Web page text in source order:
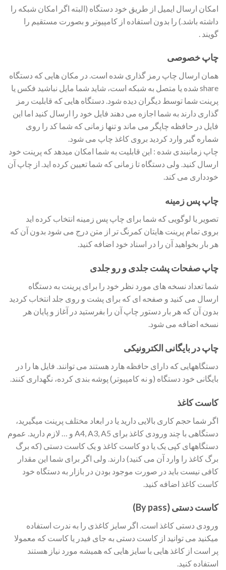
امکان ارسال ایمیل از طریق خود دستگاه (البته اگر امکان شبکه را
داشته باشد.) را بدون استفاده از کامپیوتر و بصورت مستقیم را
گویند .
چاپ خصوصی
همان ارسال چاپ رمز گذاری شده است. در مکان هایی که دستگاه
share شده یا متصل به شبکه است، شاید شما مایل نباشید فکس یا
پرینت شما توسط دیگران دیده شود. دستگاه هایی که قابلیت رمز
گذاری دارند به شما اجازه می دهند فایل خود را ارسال کنید اما این
فایل در حافظه چاپگر می ماند و تنها زمانی که شما کد را روی
شماره گیر وارد کردید بروی کاغذ چاپ می شود.
چاپ زمانبندی شده : این قابلیت به شما امکان میدهد که پرینت خود
ارسال کنید. ولی دستگاه تا زمانی که شما تعیین کرده اید. از چاپ آن
خودداری می کند.
چاپ پس زمینه
تصویر یا لوگویی که شما برای چاپ پس زمینه انتخاب کرده اید
بروی تمام پرینت هایتان کمرنگ تر از متن درج می شود بدون آن که
هر بار بخواهید آن را در اسناد خود اضافه کنید.
چاپ صفحات پشت جلدی و رو جلدی
شما تعداد نسخه های مورد نظر خود را برای پرینت به دستگاه
ارسال می کنید و صفحه ای که برای پشت و روی جلد انتخاب کردید
بدون آن که هر بار دستور چاپ آن را بفرستید در آغاز و پایان هر
نسخه اضافه می شود.
چاپ در بایگانی الکترونیکی
دستگاههایی که دارای حافظه هارد هستند می توانند. فایل ها را در
بایگانی خود دستگاه (و نه کامپیوتر) پوشه بندی کرده، نگهداری کنند.
کاست کاغذ
اگر شما حجم کاری بالایی دارید یا در ابعاد مختلف پرینت میگیرید،
دستگاهی با چند ورودی کاغذ برای A4, A3, A5 و … لازم دارید. عموم
دستگاههای کپی یک یا دو کاست کاغذ و یک کاست دستی (که برگ
برگ کاغذ را وارد آن می کنید) دارند. ولی اگر برای شما این مقدار
کافی نیست باید در صورت موجود بودن در بازار به دستگاه خود
کاست کاغذ اضافه کنید.
کاست دستی (By pass)
ورودی دستی کاغذ است. اگر سایز کاغذی را به ندرت استفاده
میکنید می توانید از کاست دستی به جای فیدر یا کاست که معمولا
پر است از کاغذ هایی با سایز هایی که همیشه مورد نیاز هستند
استفاده کنید.